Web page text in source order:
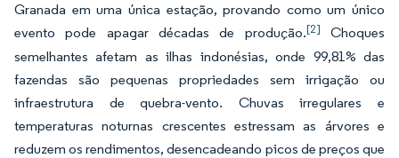
Granada em uma única estação, provando como um único
evento pode apagar décadas de produção.[2] Choques
semelhantes afetam as ilhas indonésias, onde 99,81% das
fazendas são pequenas propriedades sem irrigação ou
infraestrutura de quebra-vento. Chuvas irregulares e
temperaturas noturnas crescentes estressam as árvores e
reduzem os rendimentos, desencadeando picos de preços que